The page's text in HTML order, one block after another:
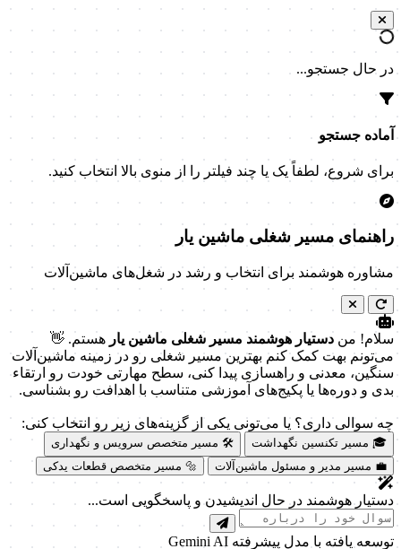
در حال جستجو...
آماده جستجو
برای شروع، لطفاً یک یا چند فیلتر را از منوی بالا انتخاب کنید.
راهنمای مسیر شغلی ماشین یار
مشاوره هوشمند برای انتخاب و رشد در شغل‌های ماشین‌آلات
سلام! من دستیار هوشمند مسیر شغلی ماشین یار هستم. 👋
می‌تونم بهت کمک کنم بهترین مسیر شغلی رو در زمینه ماشین‌آلات
سنگین، معدنی و راهسازی پیدا کنی، سطح مهارتی خودت رو ارتقاء
بدی و دوره‌ها یا پکیج‌های آموزشی متناسب با اهدافت رو بشناسی.
چه سوالی داری؟ یا می‌تونی یکی از گزینه‌های زیر رو انتخاب کنی:
🎓 مسیر تکنسین نگهداشت
🛠️ مسیر متخصص سرویس و نگهداری
💼 مسیر مدیر و مسئول ماشین‌آلات
🔩 مسیر متخصص قطعات یدکی
دستیار هوشمند در حال اندیشیدن و پاسخگویی است...
توسعه یافته با مدل پیشرفته Gemini AI